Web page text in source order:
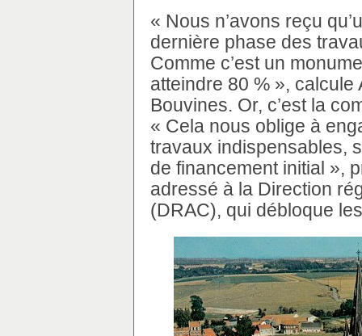
« Nous n’avons reçu
dernière phase des
Comme c’est un
atteindre 80 % »,
Bouvines. Or, c’est la
« Cela nous oblige à
travaux indispensables,
de financement initial »,
adressé à la Direction
(DRAC), qui débloque